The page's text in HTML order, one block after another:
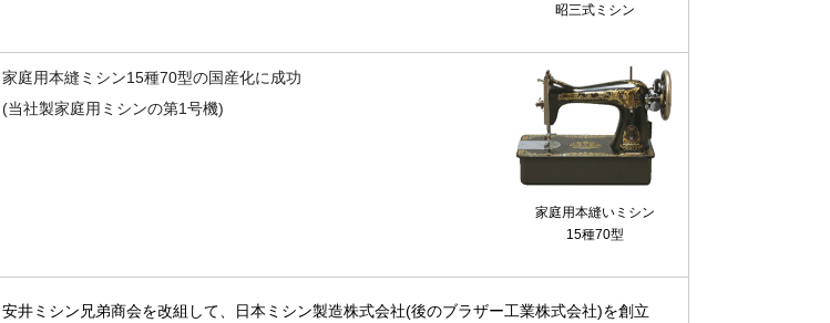
昭三式ミシン
家庭用本縫ミシン15種70型の国産化に成功
(当社製家庭用ミシンの第1号機)
家庭用本縫いミシン
15種70型
安井ミシン兄弟商会を改組して、日本ミシン製造株式会社(後のブラザー工業株式会社)を創立